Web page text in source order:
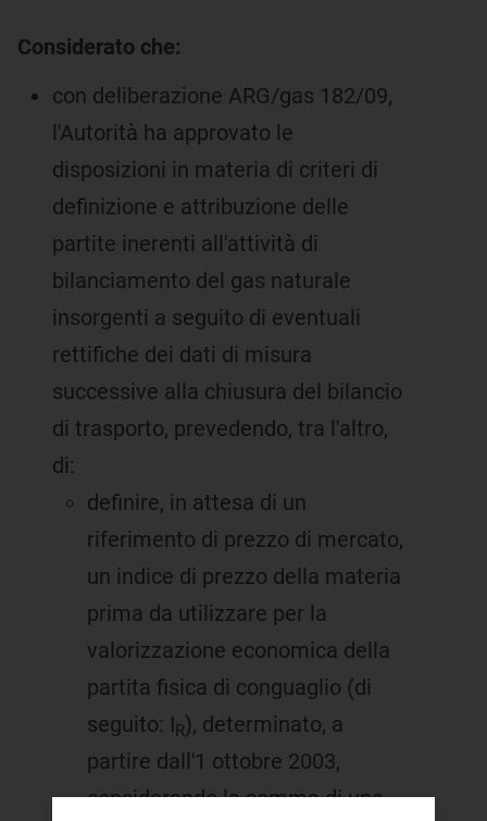
Considerato che:
con deliberazione ARG/gas 182/09,
l'Autorità ha approvato le
disposizioni in materia di criteri di
definizione e attribuzione delle
partite inerenti all'attività di
bilanciamento del gas naturale
insorgenti a seguito di eventuali
rettifiche dei dati di misura
successive alla chiusura del bilancio
di trasporto, prevedendo, tra l'altro,
di:
definire, in attesa di un
riferimento di prezzo di mercato,
un indice di prezzo della materia
prima da utilizzare per la
valorizzazione economica della
partita fisica di conguaglio (di
seguito: IR), determinato, a
partire dall'1 ottobre 2003,
considerando la somma di una